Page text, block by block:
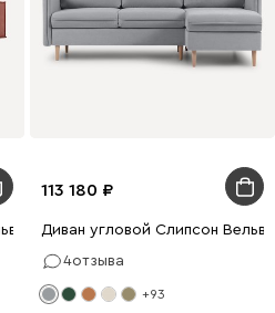
Терракотовый
113 180
Диван угловой Слипсон
4отзыва
+93